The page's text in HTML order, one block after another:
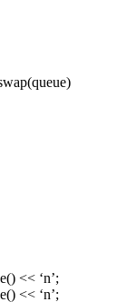
() << ‘n’;
() << ‘n’;